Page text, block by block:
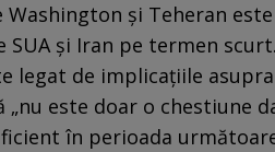
și Teheran
SUA și Iran pe termen
legat de implicațiile asupra
„nu este doar o chestiune
în perioada